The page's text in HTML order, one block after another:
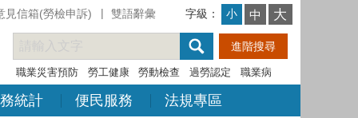
見信箱(勞檢申訴) 雙語辭彙 字級： 小 中 大
職業災害預防 勞工健康 勞動檢查 過勞認定 職業病
統計 便民服務 法規專區